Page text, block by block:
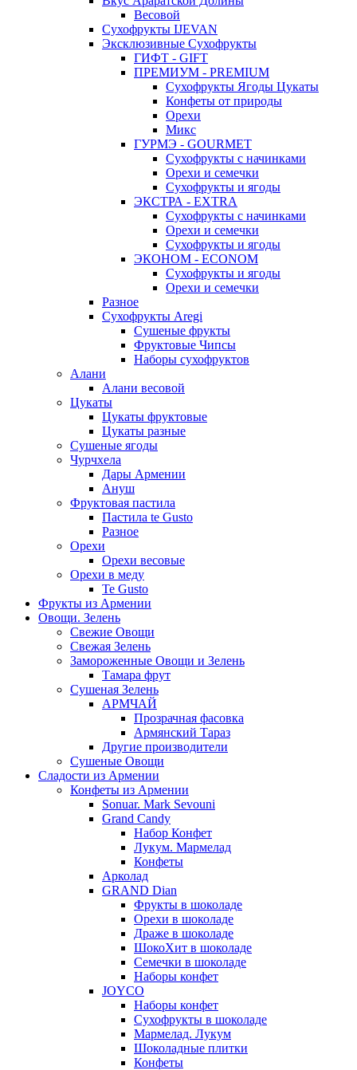
Весовой
Сухофрукты IJEVAN
Эксклюзивные Сухофрукты
ГИФТ - GIFT
ПРЕМИУМ - PREMIUM
Сухофрукты Ягоды Цукаты
Конфеты от природы
Орехи
Микс
ГУРМЭ - GOURMET
Сухофрукты с начинками
Орехи и семечки
Сухофрукты и ягоды
ЭКСТРА - EXTRA
Сухофрукты с начинками
Орехи и семечки
Сухофрукты и ягоды
ЭКОНОМ - ECONOM
Сухофрукты и ягоды
Орехи и семечки
Разное
Сухофрукты Aregi
Сушеные фрукты
Фруктовые Чипсы
Наборы сухофруктов
Алани
Алани весовой
Цукаты
Цукаты фруктовые
Цукаты разные
Сушеные ягоды
Чурчхела
Дары Армении
Ануш
Фруктовая пастила
Пастила te Gusto
Разное
Орехи
Орехи весовые
Орехи в меду
Te Gusto
Фрукты из Армении
Овощи. Зелень
Свежие Овощи
Свежая Зелень
Замороженные Овощи и Зелень
Тамара фрут
Сушеная Зелень
АРМЧАЙ
Прозрачная фасовка
Армянский Тараз
Другие производители
Сушеные Овощи
Сладости из Армении
Конфеты из Армении
Sonuar. Mark Sevouni
Grand Candy
Набор Конфет
Лукум. Мармелад
Конфеты
Арколад
GRAND Dian
Фрукты в шоколаде
Орехи в шоколаде
Драже в шоколаде
ШокоХит в шоколаде
Семечки в шоколаде
Наборы конфет
JOYCO
Наборы конфет
Сухофрукты в шоколаде
Мармелад. Лукум
Шоколадные плитки
Конфеты